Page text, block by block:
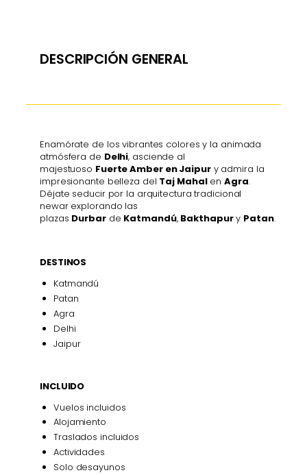
DESCRIPCIÓN GENERAL
Enamórate de los vibrantes colores y la animada
atmósfera de Delhi, asciende al
majestuoso Fuerte Amber en Jaipury admira la
impresionante belleza del Taj MahalenAgra.
Déjate seducir por la arquitectura tradicional
newar explorando las
plazas Durbarde Katmandú, Bakthapury Patan.
DESTINOS
Katmandú
Patan
Agra
Delhi
Jaipur
INCLUIDO
Vuelos incluidos
Alojamiento
Traslados incluidos
Actividades
Solo desayunos